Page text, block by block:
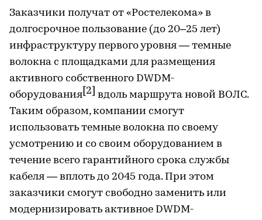
Заказчики получат от «Ростелекома» в
долгосрочное пользование (до 20–25 лет)
инфраструктуру первого уровня — темные
волокна с площадками для размещения
активного собственного DWDM-
оборудования [2] вдоль маршрута новой ВОЛС.
Таким образом, компании смогут
использовать темные волокна по своему
усмотрению и со своим оборудованием в
течение всего гарантийного срока службы
кабеля — вплоть до 2045 года. При этом
заказчики смогут свободно заменить или
модернизировать активное DWDM-